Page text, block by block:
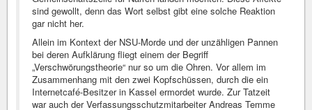
sind gewollt, denn das Wort selbst gibt eine solche Reaktion
gar nicht her.
Allein im Kontext der NSU-Morde und der unzähligen Pannen
bei deren Aufklärung fliegt einem der Begriff
„Verschwörungstheorie“ nur so um die Ohren. Vor allem im
Zusammenhang mit den zwei Kopfschüssen, durch die ein
Internetcafé-Besitzer in Kassel ermordet wurde. Zur Tatzeit
war auch der Verfassungsschutzmitarbeiter Andreas Temme